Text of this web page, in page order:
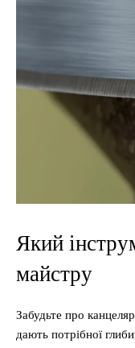
Який
майстру
Забудьте про
дають потрібної